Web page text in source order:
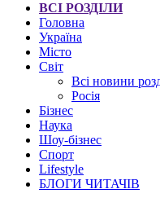
ВСІ РОЗДІЛИ
Головна
Україна
Місто
Світ
Всі новини
Росія
Бізнес
Наука
Шоу-бізнес
Спорт
Lifestyle
БЛОГИ ЧИТАЧІВ